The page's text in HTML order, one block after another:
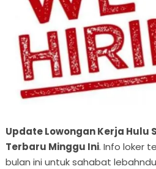
Update Lowongan Kerja Hulu
Terbaru Minggu Ini. Info loker
bulan ini untuk sahabat